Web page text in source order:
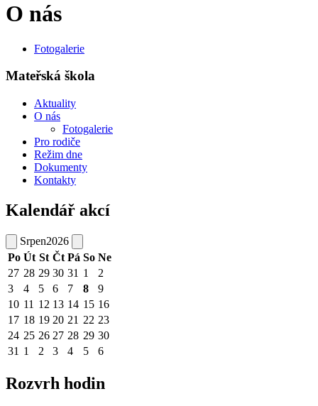
O nás
Fotogalerie
Mateřská škola
Aktuality
O nás
Fotogalerie
Pro rodiče
Režim dne
Dokumenty
Kontakty
Kalendář akcí
Srpen2026
Po Út St Čt Pá So Ne
27 28 29 30 31 1
2
3
4 5 6 7 8
9
10 11 12 13 14 15 16
17 18 19 20 21 22 23
24 25 26 27 28 29 30
31 1 2 3 4 5 6
Rozvrh hodin